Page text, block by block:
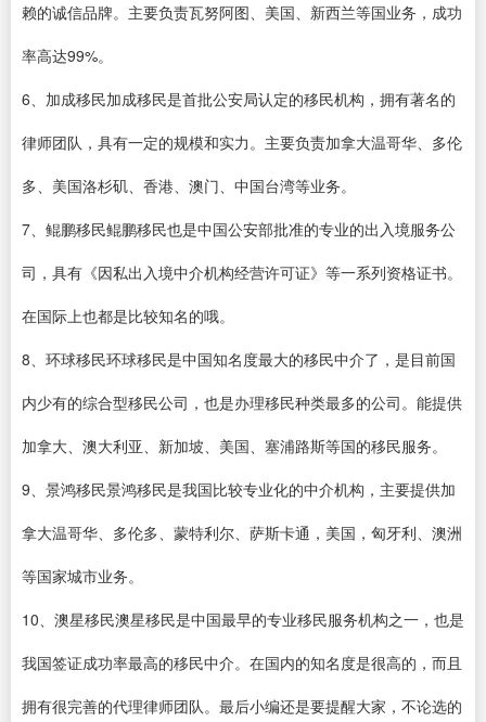
赖的诚信品牌。主要负责瓦努阿图、美国、新西兰等国业务，成功
率高达99%。
6、加成移民加成移民是首批公安局认定的移民机构，拥有著名的
律师团队，具有一定的规模和实力。主要负责加拿大温哥华、多伦
多、美国洛杉矶、香港、澳门、中国台湾等业务。
7、鲲鹏移民鲲鹏移民也是中国公安部批准的专业的出入境服务公
司，具有《因私出入境中介机构经营许可证》等一系列资格证书。
在国际上也都是比较知名的哦。
8、环球移民环球移民是中国知名度最大的移民中介了，是目前国
内少有的综合型移民公司，也是办理移民种类最多的公司。能提供
加拿大、澳大利亚、新加坡、美国、塞浦路斯等国的移民服务。
9、景鸿移民景鸿移民是我国比较专业化的中介机构，主要提供加
拿大温哥华、多伦多、蒙特利尔、萨斯卡通，美国，匈牙利、澳洲
等国家城市业务。
10、澳星移民澳星移民是中国最早的专业移民服务机构之一，也是
我国签证成功率最高的移民中介。在国内的知名度是很高的，而且
拥有很完善的代理律师团队。最后小编还是要提醒大家，不论选的